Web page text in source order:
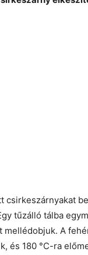
csirkeszárnyakat
tűzálló tálba
mellédobjuk. A
és 180 °C-ra